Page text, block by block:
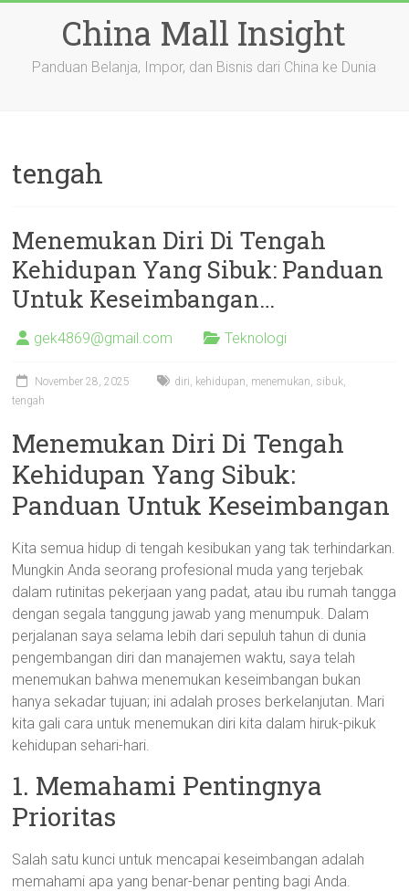
China Mall Insight
Panduan Belanja, Impor, dan Bisnis dari China ke Dunia
tengah
Menemukan Diri Di Tengah
Kehidupan Yang Sibuk: Panduan
Untuk Keseimbangan…
gek4869@gmail.com Teknologi
November 28, 2025 diri, kehidupan, menemukan, sibuk,
tengah
Menemukan Diri Di Tengah
Kehidupan Yang Sibuk:
Panduan Untuk Keseimbangan
Kita semua hidup di tengah kesibukan yang tak terhindarkan.
Mungkin Anda seorang profesional muda yang terjebak
dalam rutinitas pekerjaan yang padat, atau ibu rumah tangga
dengan segala tanggung jawab yang menumpuk. Dalam
perjalanan saya selama lebih dari sepuluh tahun di dunia
pengembangan diri dan manajemen waktu, saya telah
menemukan bahwa menemukan keseimbangan bukan
hanya sekadar tujuan; ini adalah proses berkelanjutan. Mari
kita gali cara untuk menemukan diri kita dalam hiruk-pikuk
kehidupan sehari-hari.
1. Memahami Pentingnya
Prioritas
Salah satu kunci untuk mencapai keseimbangan adalah
memahami apa yang benar-benar penting bagi Anda.